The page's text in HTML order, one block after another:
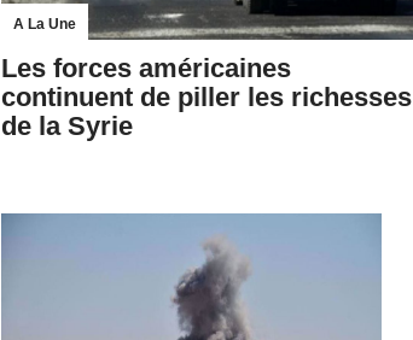
A La Une
Les forces américaines
continuent de piller les richesses
de la Syrie